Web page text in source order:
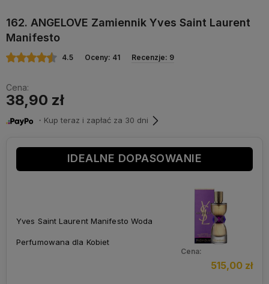
162. ANGELOVE Zamiennik Yves Saint Laurent
Manifesto
4.5 Oceny: 41 Recenzje: 9
Cena:
38,90 zł
・Kup teraz i zapłać za 30 dni
IDEALNE DOPASOWANIE
Yves Saint Laurent Manifesto Woda
Perfumowana dla Kobiet
Cena:
515,00 zł